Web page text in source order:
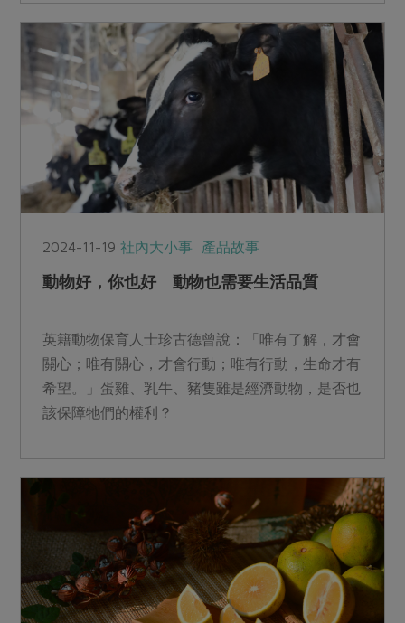
2024-11-19社內大小事 產品故事
動物好，你也好 動物也需要生活品質
英籍動物保育人士珍古德曾說：「唯有了解，才會
關心；唯有關心，才會行動；唯有行動，生命才有
希望。」蛋雞、乳牛、豬隻雖是經濟動物，是否也
該保障牠們的權利？